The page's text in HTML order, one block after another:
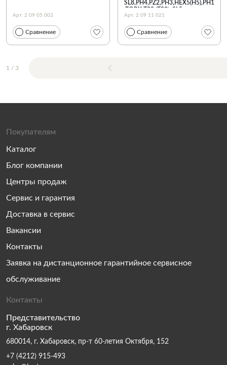
Арт. 2 09 05 002
Сравнение
SL8,PH4,PZ2,PH3,HEX5(H5),PH1
,TORX T20 (T20), SL5
Арт. 2 09 11 021
Сравнение
1 / 3
Покупателям
Каталог
Блог компании
Центры продаж
Сервис и гарантия
Доставка в сервис
Вакансии
Контакты
Заявка на дистанционное гарантийное сервисное
обслуживание
Контакты
Представительство
г. Хабаровск
680014, г. Хабаровск, пр-т 60-летия Октября, 152
+7 (4212) 915-493